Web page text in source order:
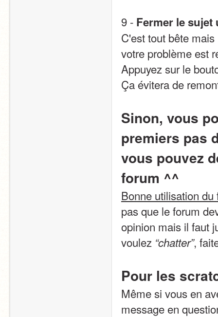
9 - Fermer le
C'est tout bête
votre problème est
Appuyez sur le
Ça évitera de
Sinon, vous
premiers pas
vous pouvez
forum ^^
Bonne utilisation
pas que le forum
opinion mais il faut
voulez “chatter”,
Pour les
Même si vous en
message en